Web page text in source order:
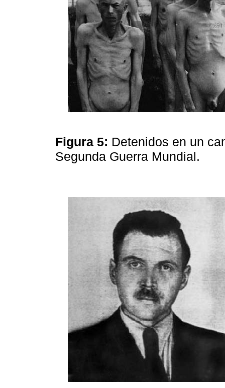
Figura 5: Detenidos en un
Segunda Guerra Mundial.